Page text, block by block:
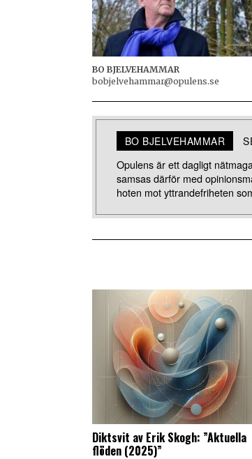
BO BJELVEHAMMAR
bobjelvehammar@opulens.se
BO BJELVEHAMMAR
Opulens är ett dagligt
samsas därför med
hoten mot yttrandefriheten
Diktsvit av Erik Skogh: ”Aktuella
flöden (2025)”